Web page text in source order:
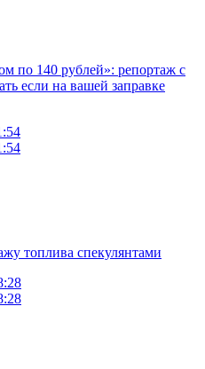
по 140 рублей»: репортаж с
если на вашей заправке
топлива спекулянтами